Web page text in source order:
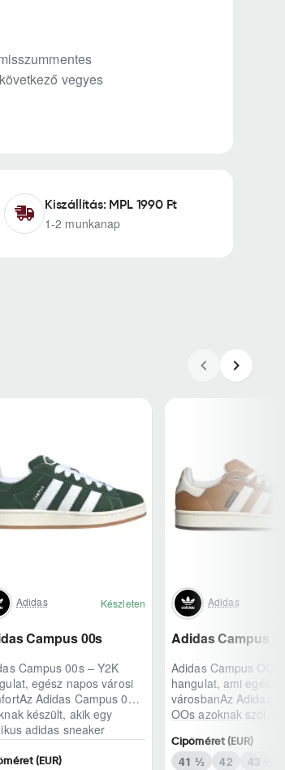
vegyes
Kiszállítás: MPL 1990 Ft
1-2 munkanap
Adidas Készleten
Campus 00s
Campus 00s – Y2K
egész napos városi
Adidas Campus 00s
készült, akik egy
adidas sneaker
keresik,..
(EUR)
Adidas
Adidas Campus
Adidas Campus OOs
hangulat, ami egész
városbanAz Adidas
OOs azoknak szól,
modern, kétezres ..
Cipőméret (EUR)
41 ⅓ 42
43 ⅓